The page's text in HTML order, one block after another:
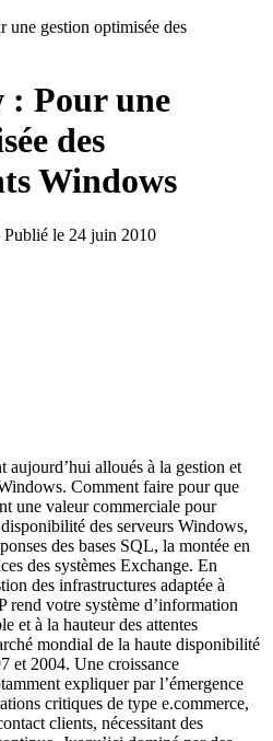
une gestion optimisée des
: Pour une
des
Windows
Publié le 24 juin 2010
aujourd’hui alloués à la gestion et
Comment faire pour que
une valeur commerciale pour
des serveurs Windows,
des bases SQL, la montée en
des systèmes Exchange. En
des infrastructures adaptée à
votre système d’information
et à la hauteur des attentes
mondial de la haute disponibilité
et 2004. Une croissance
expliquer par l’émergence
critiques de type e.commerce,
clients, nécessitant des